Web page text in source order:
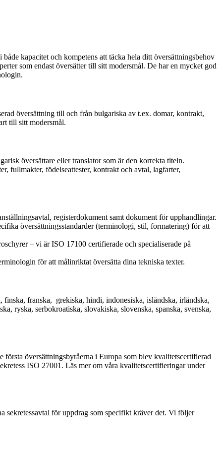
kapacitet och kompetens att täcka hela ditt översättningsbehov
som endast översätter till sitt modersmål. De har en mycket god
översättning till och från bulgariska av t.ex. domar, kontrakt,
till sitt modersmål.
översättare eller translator som är den korrekta titeln.
fullmakter, födelseattester, kontrakt och avtal, lagfarter,
registerdokument samt dokument för upphandlingar.
översättningsstandarder (terminologi, stil, formatering) för att
– vi är ISO 17100 certifierade och specialiserade på
för att målinriktat översätta dina tekniska texter.
franska, grekiska, hindi, indonesiska, isländska, irländska,
ryska, serbokroatiska, slovakiska, slovenska, spanska, svenska,
översättningsbyråerna i Europa som blev kvalitetscertifierad
ISO 27001. Läs mer om våra kvalitetscertifieringar under
sekretessavtal för uppdrag som specifikt kräver det. Vi följer